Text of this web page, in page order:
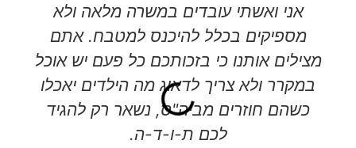
אני ואשתי עובדים במשרה מלאה ולא
מספיקים בכלל להיכנס למטבח. אתם
מצילים אותנו כי בזכותכם כל פעם יש אוכל
במקרר ולא צריך לדאוג מה הילדים יאכלו
כשהם חוזרים מביה"ס, נשאר רק להגיד
לכם ת-ו-ד-ה.